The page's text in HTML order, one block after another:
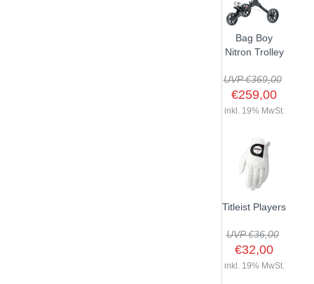
Bag Boy
Nitron Trolley
UVP €369,00
€259,00
inkl. 19% MwSt.
Titleist Players
UVP €36,00
€32,00
inkl. 19% MwSt.